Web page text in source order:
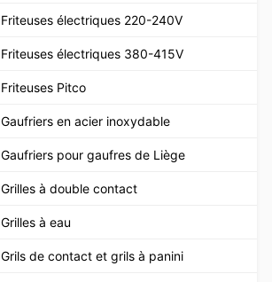
Friteuses électriques 220-240V
Friteuses électriques 380-415V
Friteuses Pitco
Gaufriers en acier inoxydable
Gaufriers pour gaufres de Liège
Grilles à double contact
Grilles à eau
Grils de contact et grils à panini